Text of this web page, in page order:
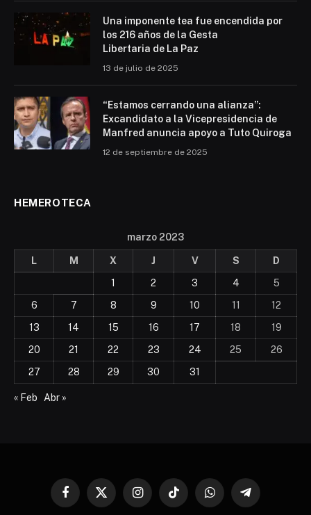
Una imponente tea fue encendida por
los 216 años de la Gesta
Libertaria de La Paz
13 de julio de 2025
“Estamos cerrando una alianza”:
Excandidato a la Vicepresidencia de
Manfred anuncia apoyo a Tuto Quiroga
12 de septiembre de 2025
HEMEROTECA
marzo 2023
L M X J V S
D
1
2 3 4
5
6
7 8 9 10 11
12
13
14 15 16 17 18
19
20
21 22 23 24 25
26
27
28 29 30 31
« Feb Abr »
Facebook
X
InstagramTikTok WhatsAppTelegram